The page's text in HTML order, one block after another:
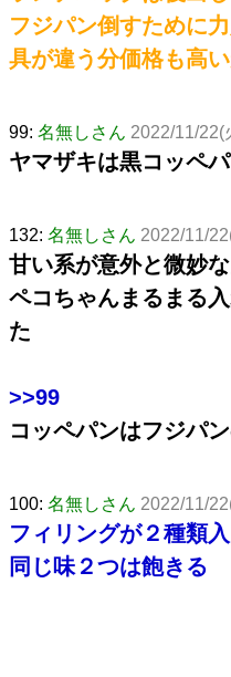
フジパン倒すために
具が違う分価格も高
99: 名無しさん 2022/11/22(
ヤマザキは黒コッペ
132: 名無しさん 2022/11/
甘い系が意外と微妙
ペコちゃんまるまる
た
>>99
コッペパンはフジパ
100: 名無しさん 2022/11/
フィリングが２種類
同じ味２つは飽きる